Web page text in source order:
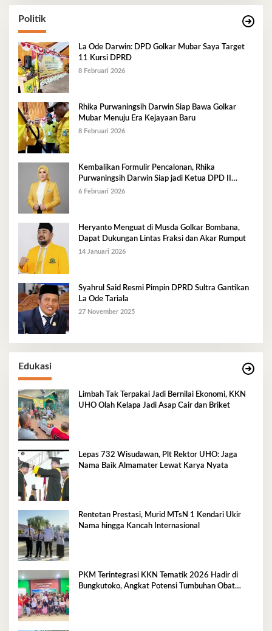
Politik
La Ode Darwin: DPD Golkar Mubar Saya Target
11 Kursi DPRD
8 Februari 2026
Rhika Purwaningsih Darwin Siap Bawa Golkar
Mubar Menuju Era Kejayaan Baru
8 Februari 2026
Kembalikan Formulir Pencalonan, Rhika
Purwaningsih Darwin Siap jadi Ketua DPD II
Golkar Mubar
6 Februari 2026
Heryanto Menguat di Musda Golkar Bombana,
Dapat Dukungan Lintas Fraksi dan Akar Rumput
14 Januari 2026
Syahrul Said Resmi Pimpin DPRD Sultra Gantikan
La Ode Tariala
27 November 2025
Edukasi
Limbah Tak Terpakai Jadi Bernilai Ekonomi, KKN
UHO Olah Kelapa Jadi Asap Cair dan Briket
Lepas 732 Wisudawan, Plt Rektor UHO: Jaga
Nama Baik Almamater Lewat Karya Nyata
Rentetan Prestasi, Murid MTsN 1 Kendari Ukir
Nama hingga Kancah Internasional
PKM Terintegrasi KKN Tematik 2026 Hadir di
Bungkutoko, Angkat Potensi Tumbuhan Obat